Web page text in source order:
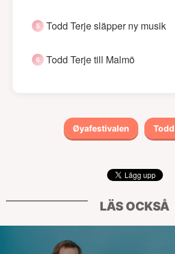
Todd Terje släpper ny musik
Todd Terje till Malmö
Øyafestivalen
LÄS OCKSÅ